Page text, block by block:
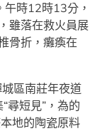
午時12時13分，
雖落在救火員展
骨折，癱瘓在
區南莊年夜道
尋短見”，為的
地的陶瓷原料